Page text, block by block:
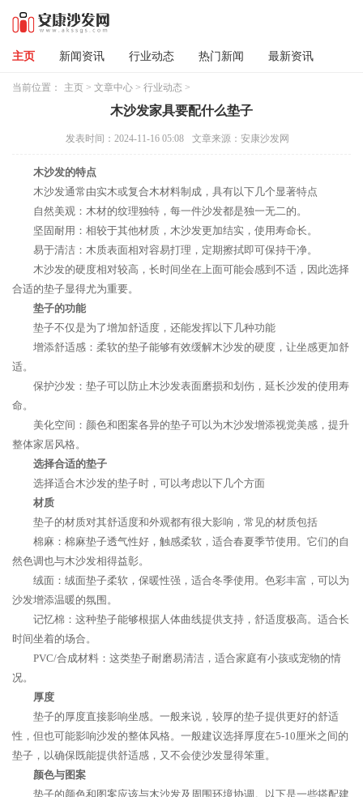
主页 新闻资讯 行业动态 热门新闻 最新资讯
当前位置： 主页 > 文章中心 > 行业动态 >
木沙发家具要配什么垫子
发表时间：2024-11-16 05:08 文章来源：安康沙发网
木沙发的特点
木沙发通常由实木或复合木材料制成，具有以下几个显著特点
自然美观：木材的纹理独特，每一件沙发都是独一无二的。
坚固耐用：相较于其他材质，木沙发更加结实，使用寿命长。
易于清洁：木质表面相对容易打理，定期擦拭即可保持干净。
木沙发的硬度相对较高，长时间坐在上面可能会感到不适，因此选择
合适的垫子显得尤为重要。
垫子的功能
垫子不仅是为了增加舒适度，还能发挥以下几种功能
增添舒适感：柔软的垫子能够有效缓解木沙发的硬度，让坐感更加舒
适。
保护沙发：垫子可以防止木沙发表面磨损和划伤，延长沙发的使用寿
命。
美化空间：颜色和图案各异的垫子可以为木沙发增添视觉美感，提升
整体家居风格。
选择合适的垫子
选择适合木沙发的垫子时，可以考虑以下几个方面
材质
垫子的材质对其舒适度和外观都有很大影响，常见的材质包括
棉麻：棉麻垫子透气性好，触感柔软，适合春夏季节使用。它们的自
然色调也与木沙发相得益彰。
绒面：绒面垫子柔软，保暖性强，适合冬季使用。色彩丰富，可以为
沙发增添温暖的氛围。
记忆棉：这种垫子能够根据人体曲线提供支持，舒适度极高。适合长
时间坐着的场合。
PVC/合成材料：这类垫子耐磨易清洁，适合家庭有小孩或宠物的情
况。
厚度
垫子的厚度直接影响坐感。一般来说，较厚的垫子提供更好的舒适
性，但也可能影响沙发的整体风格。一般建议选择厚度在5-10厘米之间的
垫子，以确保既能提供舒适感，又不会使沙发显得笨重。
颜色与图案
垫子的颜色和图案应该与木沙发及周围环境协调。以下是一些搭配建